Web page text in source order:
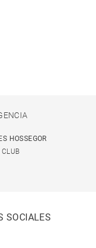
HOSSEGOR
SOCIALES